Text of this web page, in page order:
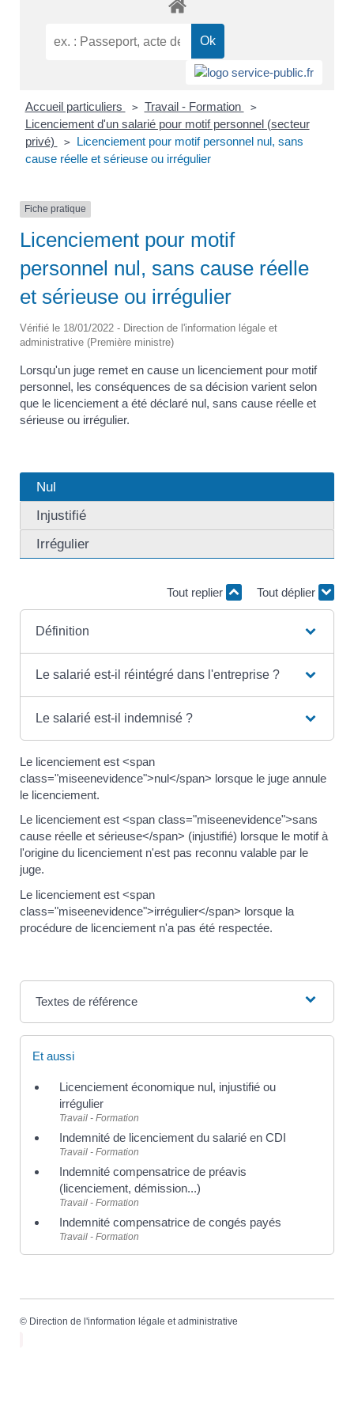
Accueil particuliers > Travail - Formation >
Licenciement d'un salarié pour motif personnel (secteur
privé)
>
Licenciement pour motif personnel nul, sans
cause réelle et sérieuse ou irrégulier
Fiche pratique
Licenciement pour motif
personnel nul, sans cause réelle
et sérieuse ou irrégulier
Vérifié le 18/01/2022 - Direction de l'information légale et
administrative (Première ministre)
Lorsqu'un juge remet en cause un licenciement pour motif
personnel, les conséquences de sa décision varient selon
que le licenciement a été déclaré nul, sans cause réelle et
sérieuse ou irrégulier.
Nul
Injustifié
Irrégulier
Tout replier Tout déplier
Définition
Le salarié est-il réintégré dans l'entreprise ?
Le salarié est-il indemnisé ?
Le licenciement est <span
class="miseenevidence">nul</span> lorsque le juge annule
le licenciement.
Le licenciement est <span class="miseenevidence">sans
cause réelle et sérieuse</span> (injustifié) lorsque le motif à
l'origine du licenciement n'est pas reconnu valable par le
juge.
Le licenciement est <span
class="miseenevidence">irrégulier</span> lorsque la
procédure de licenciement n'a pas été respectée.
Textes de référence
Et aussi
Licenciement économique nul, injustifié ou
irrégulier
Travail - Formation
Indemnité de licenciement du salarié en CDI
Travail - Formation
Indemnité compensatrice de préavis
(licenciement, démission...)
Travail - Formation
Indemnité compensatrice de congés payés
Travail - Formation
© Direction de l'information légale et administrative